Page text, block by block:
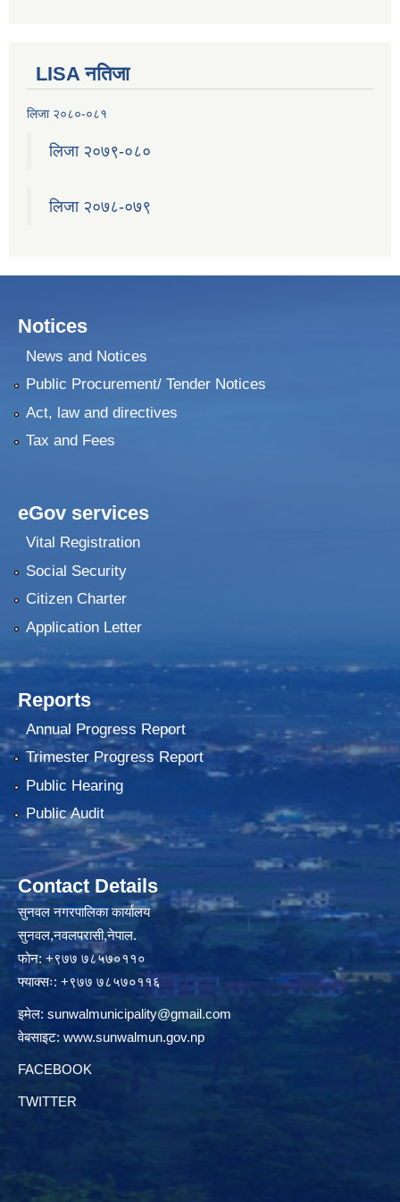
LISA नतिजा
लिजा २०८०-०८१
लिजा २०७९-०८०
लिजा २०७८-०७९
Notices
News and Notices
Public Procurement/ Tender Notices
Act, law and directives
Tax and Fees
eGov services
Vital Registration
Social Security
Citizen Charter
Application Letter
Reports
Annual Progress Report
Trimester Progress Report
Public Hearing
Public Audit
Contact Details
सुनवल नगरपालिका कार्यालय
सुनवल,नवलपरासी,नेपाल.
फोन: +९७७ ७८५७०११०
फ्याक्सः: +९७७ ७८५७०११६
इमेल: sunwalmunicipality@gmail.com
वेबसाइट: www.sunwalmun.gov.np
FACEBOOK
TWITTER